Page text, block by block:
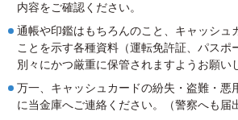
内容をご確認ください。
通帳や印鑑はもちろんのこと、キャッシュ
ことを示す各種資料（運転免許証、パスポ
別々にかつ厳重に保管されますようお願い
万一、キャッシュカードの紛失・盗難・悪
に当金庫へご連絡ください。（警察へも届